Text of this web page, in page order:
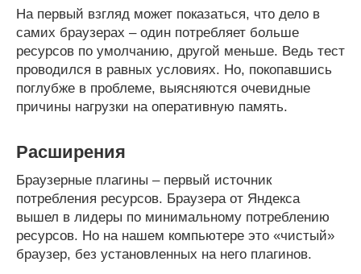
На первый взгляд может показаться, что дело в
самих браузерах – один потребляет больше
ресурсов по умолчанию, другой меньше. Ведь тест
проводился в равных условиях. Но, покопавшись
поглубже в проблеме, выясняются очевидные
причины нагрузки на оперативную память.
Расширения
Браузерные плагины – первый источник
потребления ресурсов. Браузера от Яндекса
вышел в лидеры по минимальному потреблению
ресурсов. Но на нашем компьютере это «чистый»
браузер, без установленных на него плагинов.